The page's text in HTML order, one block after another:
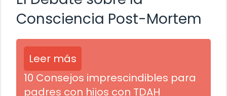
Consciencia Post-Mortem
Leer más
10 Consejos imprescindibles para
padres con hijos con TDAH